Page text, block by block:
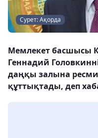
Сурет: Ақорда
Мемлекет басшысы
Геннадий
даңқы залына
құттықтады, деп